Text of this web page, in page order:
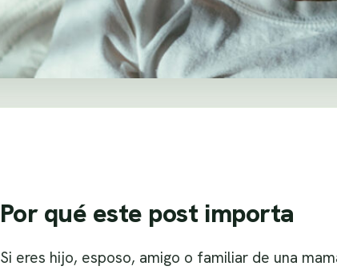
Por qué este post importa
Si eres hijo, esposo, amigo o familiar de una